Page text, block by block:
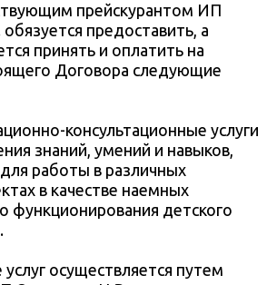
прейскурантом ИП
предоставить, а
принять и оплатить на
Договора следующие
консультационные услуги
знаний, умений и навыков,
работы в различных
в качестве наемных
функционирования детского
услуг осуществляется путем